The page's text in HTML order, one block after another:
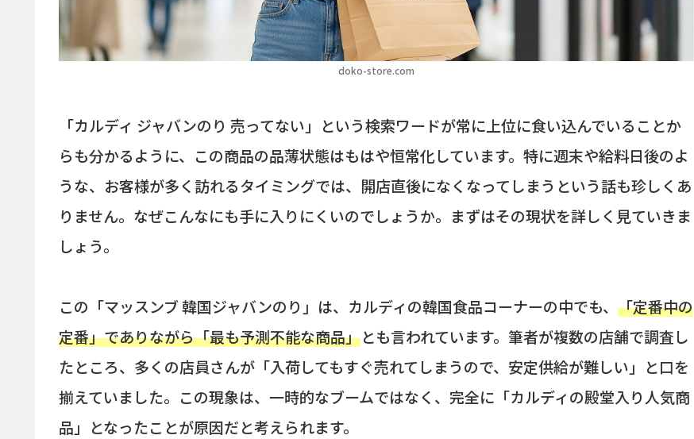
doko-store.com
「カルディ ジャバンのり 売ってない」という検索ワードが常に上位に食い込んでいることか
らも分かるように、この商品の品薄状態はもはや恒常化しています。特に週末や給料日後のよ
うな、お客様が多く訪れるタイミングでは、開店直後になくなってしまうという話も珍しくあ
りません。なぜこんなにも手に入りにくいのでしょうか。まずはその現状を詳しく見ていきま
しょう。
この「マッスンブ 韓国ジャバンのり」は、カルディの韓国食品コーナーの中でも、 「定番中の
定番」でありながら「最も予測不能な商品」とも言われています。筆者が複数の店舗で調査し
たところ、多くの店員さんが「入荷してもすぐ売れてしまうので、安定供給が難しい」と口を
揃えていました。この現象は、一時的なブームではなく、完全に「カルディの殿堂入り人気商
品」となったことが原因だと考えられます。